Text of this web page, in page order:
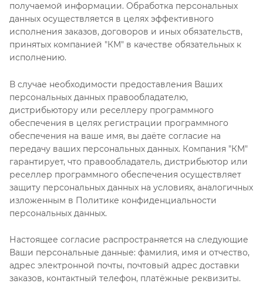
получаемой информации. Обработка персональных
данных осуществляется в целях эффективного
исполнения заказов, договоров и иных обязательств,
принятых компанией "КМ" в качестве обязательных к
исполнению.
В случае необходимости предоставления Ваших
персональных данных правообладателю,
дистрибьютору или реселлеру программного
обеспечения в целях регистрации программного
обеспечения на ваше имя, вы даёте согласие на
передачу ваших персональных данных. Компания "КМ"
гарантирует, что правообладатель, дистрибьютор или
реселлер программного обеспечения осуществляет
защиту персональных данных на условиях, аналогичных
изложенным в Политике конфиденциальности
персональных данных.
Настоящее согласие распространяется на следующие
Ваши персональные данные: фамилия, имя и отчество,
адрес электронной почты, почтовый адрес доставки
заказов, контактный телефон, платёжные реквизиты.